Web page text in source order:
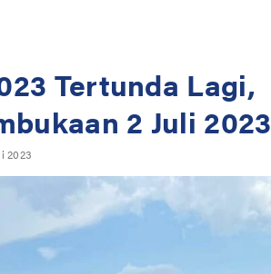
Tertunda Lagi,
2 Juli 2023
2023